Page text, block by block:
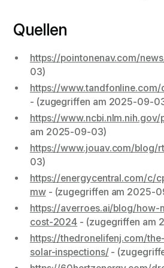
Quellen
https://pointonenav.com/
03)
https://
- (zugegriffen am 2025-09-
https://
am 2025-09-03)
https://www.jouav.com/blog/
03)
https://energycentral.com/c/
mw- (zugegriffen am 2025-
https://averroes.ai/blog/
cost-2024 - (zugegriffen am
https://thedronelifenj.com/
solar-inspections/-